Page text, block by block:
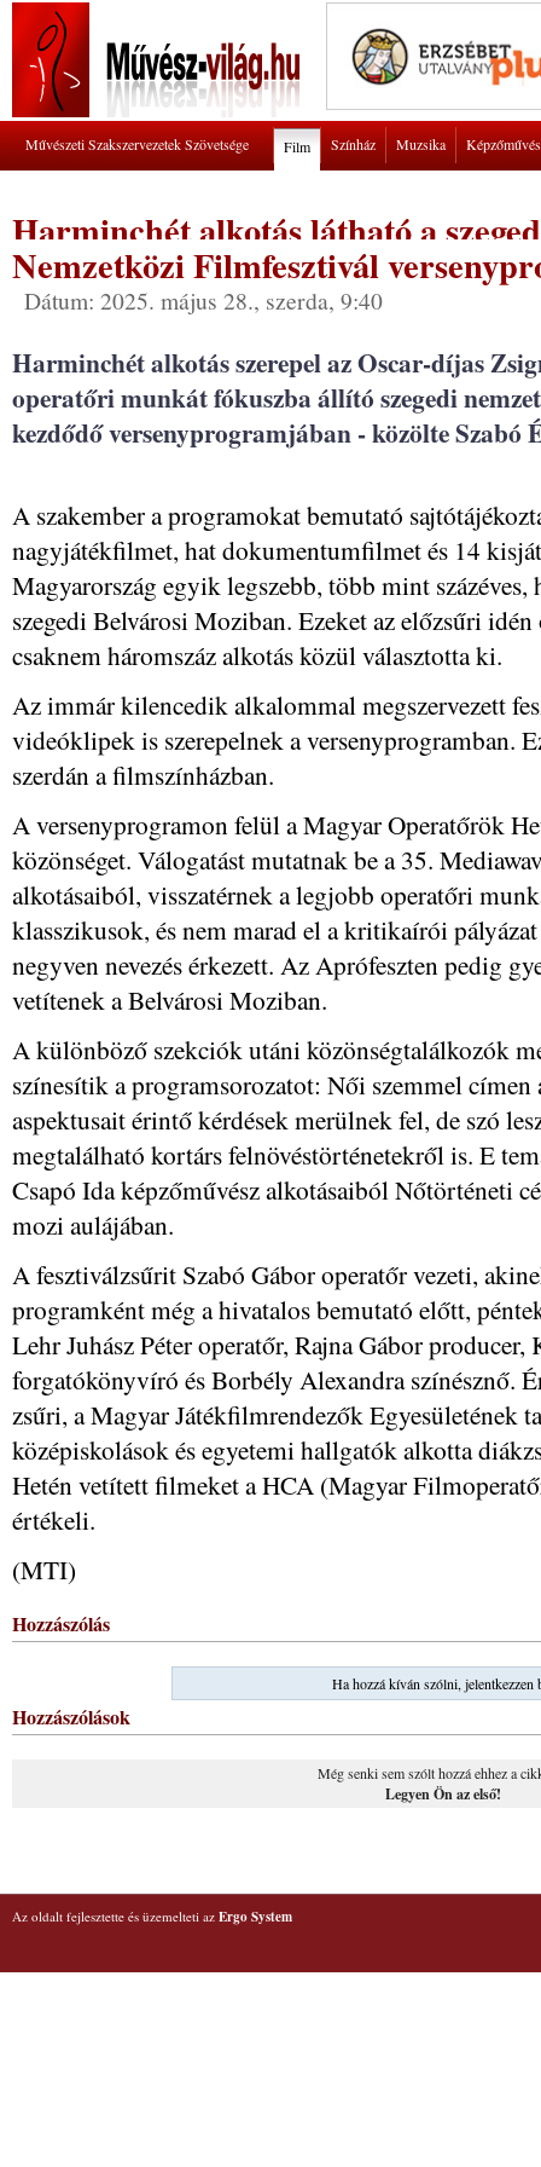
Művészeti Szakszervezetek Szövetsége Film Színház Muzsika
Harminchét alkotás látható a
Nemzetközi Filmfesztivál
Dátum: 2025. május 28., szerda, 9:40
Harminchét alkotás szerepel az Oscar-díjas
operatőri munkát fókuszba állító szegedi
kezdődő versenyprogramjában - közölte Szabó
A szakember a programokat bemutató
nagyjátékfilmet, hat dokumentumfilmet és 14
Magyarország egyik legszebb, több mint
szegedi Belvárosi Moziban. Ezeket az előzsűri
csaknem háromszáz alkotás közül választotta ki.
Az immár kilencedik alkalommal megszervezett
videóklipek is szerepelnek a versenyprogramban.
szerdán a filmszínházban.
A versenyprogramon felül a Magyar Operatőrök
közönséget. Válogatást mutatnak be a 35.
alkotásaiból, visszatérnek a legjobb operatőri
klasszikusok, és nem marad el a kritikaírói
negyven nevezés érkezett. Az Aprófeszten pedig
vetítenek a Belvárosi Moziban.
A különböző szekciók utáni közönségtalálkozók
színesítik a programsorozatot: Női szemmel címen
aspektusait érintő kérdések merülnek fel, de szó
megtalálható kortárs felnövéstörténetekről is. E
Csapó Ida képzőművész alkotásaiból Nőtörténeti
mozi aulájában.
A fesztiválzsűrit Szabó Gábor operatőr vezeti,
programként még a hivatalos bemutató előtt,
Lehr Juhász Péter operatőr, Rajna Gábor
forgatókönyvíró és Borbély Alexandra színésznő.
zsűri, a Magyar Játékfilmrendezők Egyesületének
középiskolások és egyetemi hallgatók alkotta
Hetén vetített filmeket a HCA (Magyar
értékeli.
(MTI)
Hozzászólás
Ha hozzá kíván szólni, jelentkezzen
Hozzászólások
Még senki sem szólt hozzá ehhez a
Legyen Ön az első!
Az oldalt fejlesztette és üzemelteti az Ergo System